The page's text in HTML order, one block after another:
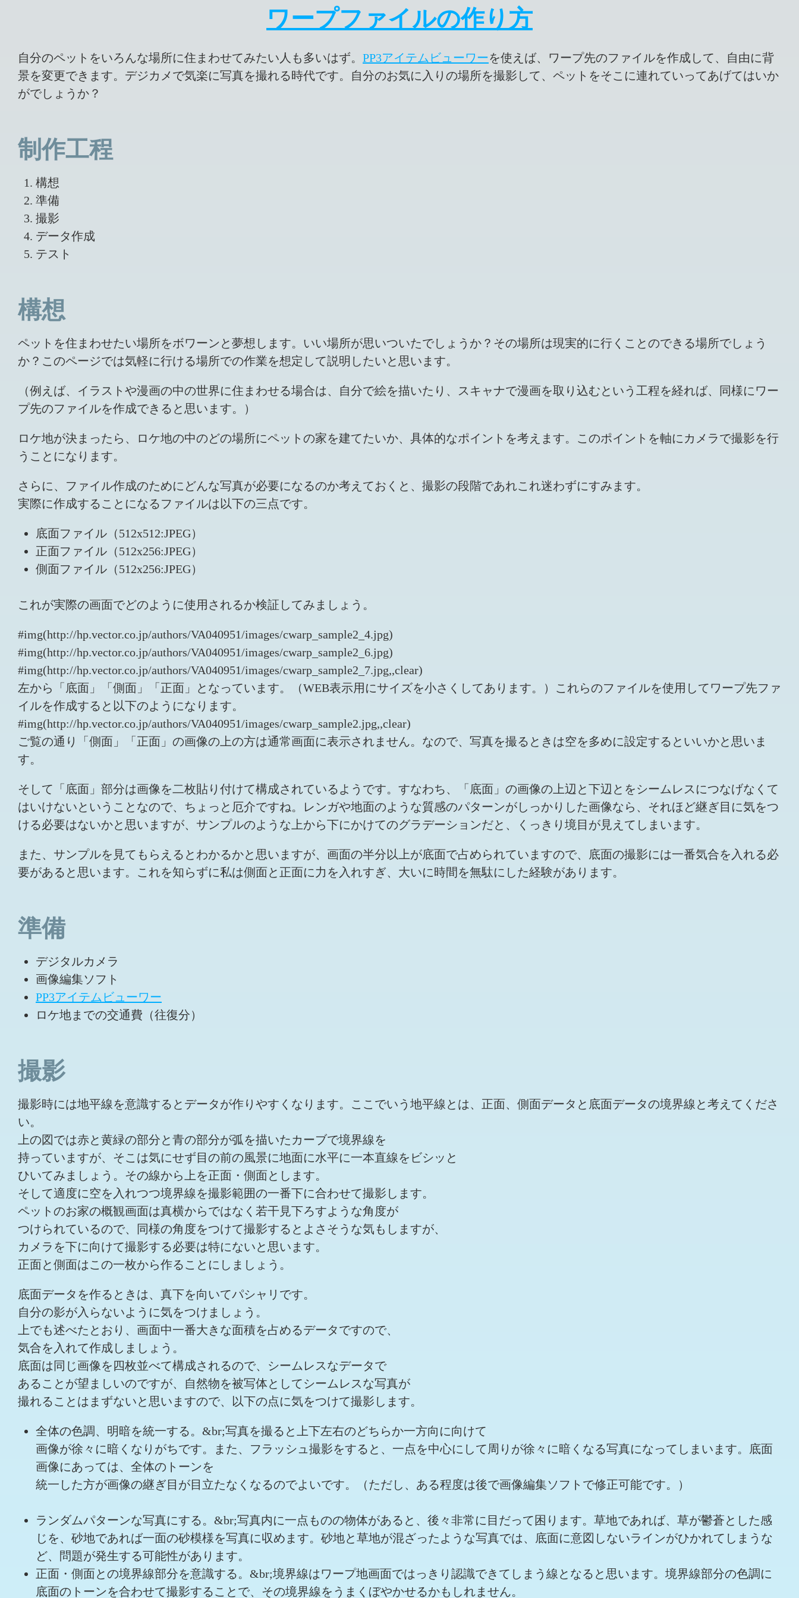
ワープファイルの作り方
自分のペットをいろんな場所に住まわせてみたい人も多いはず。 PP3アイテムビューワーを使えば、ワープ先のファイルを作成して、自由に背
景を変更できます。デジカメで気楽に写真を撮れる時代です。自分のお気に入りの場所を撮影して、ペットをそこに連れていってあげてはいか
がでしょうか？
制作工程
構想
準備
撮影
データ作成
テスト
構想
ペットを住まわせたい場所をボワーンと夢想します。いい場所が思いついたでしょうか？その場所は現実的に行くことのできる場所でしょう
か？このページでは気軽に行ける場所での作業を想定して説明したいと思います。
（例えば、イラストや漫画の中の世界に住まわせる場合は、自分で絵を描いたり、スキャナで漫画を取り込むという工程を経れば、同様にワー
プ先のファイルを作成できると思います。）
ロケ地が決まったら、ロケ地の中のどの場所にペットの家を建てたいか、具体的なポイントを考えます。このポイントを軸にカメラで撮影を行
うことになります。
さらに、ファイル作成のためにどんな写真が必要になるのか考えておくと、撮影の段階であれこれ迷わずにすみます。
実際に作成することになるファイルは以下の三点です。
底面ファイル（512x512:JPEG）
正面ファイル（512x256:JPEG）
側面ファイル（512x256:JPEG）
これが実際の画面でどのように使用されるか検証してみましょう。
#img(http://hp.vector.co.jp/authors/VA040951/images/cwarp_sample2_4.jpg)
#img(http://hp.vector.co.jp/authors/VA040951/images/cwarp_sample2_6.jpg)
#img(http://hp.vector.co.jp/authors/VA040951/images/cwarp_sample2_7.jpg,,clear)
左から「底面」「側面」「正面」となっています。（WEB表示用にサイズを小さくしてあります。）これらのファイルを使用してワープ先ファ
イルを作成すると以下のようになります。
#img(http://hp.vector.co.jp/authors/VA040951/images/cwarp_sample2.jpg,,clear)
ご覧の通り「側面」「正面」の画像の上の方は通常画面に表示されません。なので、写真を撮るときは空を多めに設定するといいかと思いま
す。
そして「底面」部分は画像を二枚貼り付けて構成されているようです。すなわち、「底面」の画像の上辺と下辺とをシームレスにつなげなくて
はいけないということなので、ちょっと厄介ですね。レンガや地面のような質感のパターンがしっかりした画像なら、それほど継ぎ目に気をつ
ける必要はないかと思いますが、サンプルのような上から下にかけてのグラデーションだと、くっきり境目が見えてしまいます。
また、サンプルを見てもらえるとわかるかと思いますが、画面の半分以上が底面で占められていますので、底面の撮影には一番気合を入れる必
要があると思います。これを知らずに私は側面と正面に力を入れすぎ、大いに時間を無駄にした経験があります。
準備
デジタルカメラ
画像編集ソフト
PP3アイテムビューワー
ロケ地までの交通費（往復分）
撮影
撮影時には地平線を意識するとデータが作りやすくなります。ここでいう地平線とは、正面、側面データと底面データの境界線と考えてくださ
い。
上の図では赤と黄緑の部分と青の部分が弧を描いたカーブで境界線を
持っていますが、そこは気にせず目の前の風景に地面に水平に一本直線をビシッと
ひいてみましょう。その線から上を正面・側面とします。
そして適度に空を入れつつ境界線を撮影範囲の一番下に合わせて撮影します。
ペットのお家の概観画面は真横からではなく若干見下ろすような角度が
つけられているので、同様の角度をつけて撮影するとよさそうな気もしますが、
カメラを下に向けて撮影する必要は特にないと思います。
正面と側面はこの一枚から作ることにしましょう。
底面データを作るときは、真下を向いてパシャリです。
自分の影が入らないように気をつけましょう。
上でも述べたとおり、画面中一番大きな面積を占めるデータですので、
気合を入れて作成しましょう。
底面は同じ画像を四枚並べて構成されるので、シームレスなデータで
あることが望ましいのですが、自然物を被写体としてシームレスな写真が
撮れることはまずないと思いますので、以下の点に気をつけて撮影します。
全体の色調、明暗を統一する。&br;写真を撮ると上下左右のどちらか一方向に向けて
画像が徐々に暗くなりがちです。また、フラッシュ撮影をすると、一点を中心にして周りが徐々に暗くなる写真になってしまいます。底面
画像にあっては、全体のトーンを
統一した方が画像の継ぎ目が目立たなくなるのでよいです。（ただし、ある程度は後で画像編集ソフトで修正可能です。）
ランダムパターンな写真にする。&br;写真内に一点ものの物体があると、後々非常に目だって困ります。草地であれば、草が鬱蒼とした感
じを、砂地であれば一面の砂模様を写真に収めます。砂地と草地が混ざったような写真では、底面に意図しないラインがひかれてしまうな
ど、問題が発生する可能性があります。
正面・側面との境界線部分を意識する。&br;境界線はワープ地画面ではっきり認識できてしまう線となると思います。境界線部分の色調に
底面のトーンを合わせて撮影することで、その境界線をうまくぼやかせるかもしれません。